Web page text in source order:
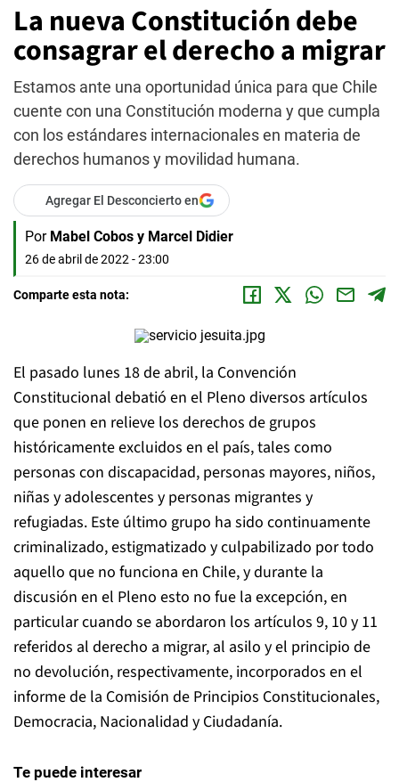
La nueva Constitución debe
consagrar el derecho a migrar
Estamos ante una oportunidad única para que Chile
cuente con una Constitución moderna y que cumpla
con los estándares internacionales en materia de
derechos humanos y movilidad humana.
Agregar El Desconcierto en
Por Mabel Cobos y Marcel Didier
26 de abril de 2022 - 23:00
Comparte esta nota:
El pasado lunes 18 de abril, la Convención
Constitucional debatió en el Pleno diversos artículos
que ponen en relieve los derechos de grupos
históricamente excluidos en el país, tales como
personas con discapacidad, personas mayores, niños,
niñas y adolescentes y personas migrantes y
refugiadas. Este último grupo ha sido continuamente
criminalizado, estigmatizado y culpabilizado por todo
aquello que no funciona en Chile, y durante la
discusión en el Pleno esto no fue la excepción, en
particular cuando se abordaron los artículos 9, 10 y 11
referidos al derecho a migrar, al asilo y el principio de
no devolución, respectivamente, incorporados en el
informe de la Comisión de Principios Constitucionales,
Democracia, Nacionalidad y Ciudadanía.
Te puede interesar